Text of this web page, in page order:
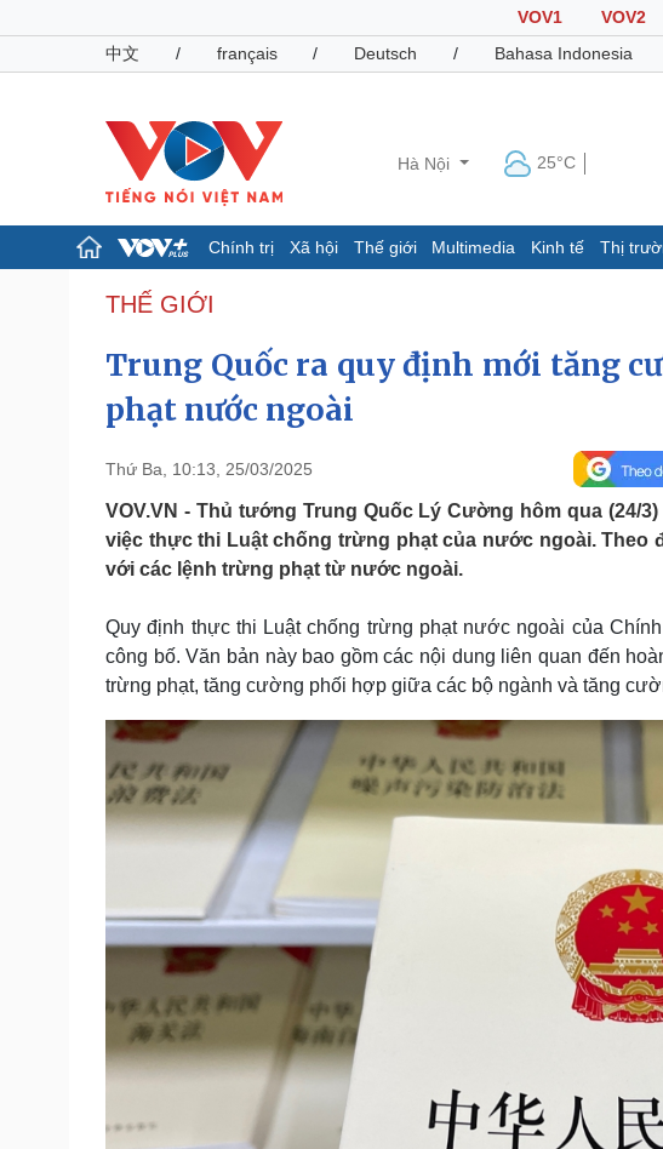
VOV1 VOV2
中文
/ français / Deutsch / Bahasa Indonesia
Hà Nội 25°C
Chính trị Xã hội Thế giới Multimedia Kinh tế Thị
Chính trị
Tổ chức nhân sự
Quốc hội
Nhận diện sự thật
Dự báo thời tiết
Giáo dục
Cuộc
Hồ sơ
Pháp luật
Vụ án
Tin nóng
Tư vấn luật
Quân sự - Quốc phòng
Vũ khí
Việt Nam
Phân tích
Thể thao
Bóng đá
Hậu
Sức khỏe
Cây thuốc
Nhi khoa
Nam khoa
Làm đẹp - giảm cân
Phòng mạch online
Ăn sạch sống khỏe
Đời sống
Tình yêu - Gia đình
Văn hóa
Văn học
Cải chính
THẾ GIỚI
Trung Quốc ra quy định mới tăng
phạt nước ngoài
Thứ Ba, 10:13, 25/03/2025
VOV.VN - Thủ tướng Trung Quốc Lý Cường hôm qua (24/
việc thực thi Luật chống trừng phạt của nước ngoài. Theo
với các lệnh trừng phạt từ nước ngoài.
Quy định thực thi Luật chống trừng phạt nước ngoài của
công bố. Văn bản này bao gồm các nội dung liên quan đến
trừng phạt, tăng cường phối hợp giữa các bộ ngành và tăng